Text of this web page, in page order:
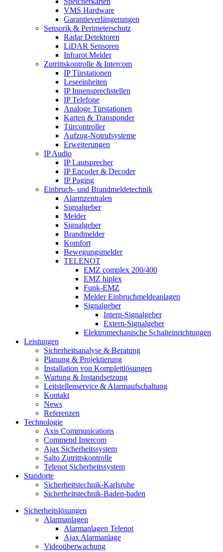
VMS Hardware
Garantieverlängerungen
Sensorik & Perimeterschutz
Radar Detektoren
LiDAR Sensoren
Infrarot Melder
Zutrittskontrolle & Intercom
IP Türstationen
Leseeinheiten
IP Innensprechstellen
IP Telefone
Analoge Türstationen
Karten & Transponder
Türcontroller
Aufzug-Notrufsysteme
Erweiterungen
IP Audio
IP Lautsprecher
IP Encoder & Decoder
IP Paging
Einbruch- und Brandmeldetechnik
Alarmzentralen
Signalgeber
Melder
Signalgeber
Brandmelder
Komfort
Bewegungsmelder
TELENOT
EMZ complex 200/400
EMZ hiplex
Funk-EMZ
Melder Einbruchmeldeanlagen
Signalgeber
Intern-Signalgeber
Extern-Signalgeber
Elektromechanische Schalteinrichtungen
Leistungen
Sicherheitsanalyse & Beratung
Planung & Projektierung​
Installation von Komplettlösungen
Wartung & Instandsetzung
Leitstellenservice & Alarmaufschaltung
Kontakt
News
Referenzen
Technologie
Axis Communications
Commend Intercom
Ajax Sicherheitssystem​
Salto Zutrittskontrolle
Telenot Sicherheitssystem
Standorte
Sicherheitstechnik-Karlsruhe
Sicherheitstechnik-Baden-baden
Sicherheitslösungen
Alarmanlagen
Alarmanlagen Telenot
Ajax Alarmanlage
Videoüberwachung